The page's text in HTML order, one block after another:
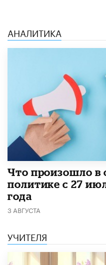
АНАЛИТИКА
​Что произошло в
политике с 27
года
3 АВГУСТА
УЧИТЕЛЯ